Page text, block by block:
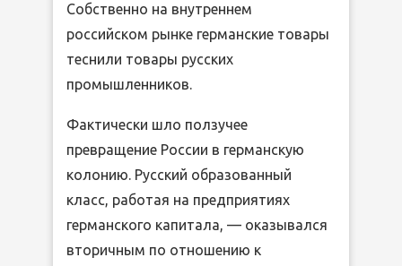
Собственно на внутреннем
российском рынке германские товары
теснили товары русских
промышленников.
Фактически шло ползучее
превращение России в германскую
колонию. Русский образованный
класс, работая на предприятиях
германского капитала, — оказывался
вторичным по отношению к